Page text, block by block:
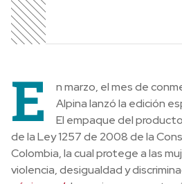
E
n marzo, el mes de
Alpina lanzó la edición
El empaque del
de la Ley 1257 de 2008 de la
Colombia, la cual protege a las
violencia, desigualdad y